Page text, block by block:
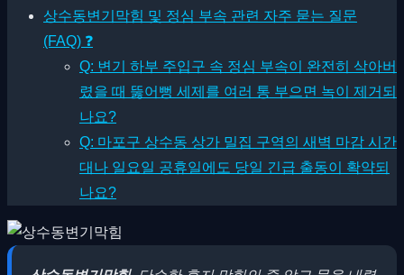
상수동변기막힘 및 정심 부속 관련 자주 묻는 질문
(FAQ) ❓
Q: 변기 하부 주입구 속 정심 부속이 완전히 삭아버
렸을 때 뚫어뻥 세제를 여러 통 부으면 녹이 제거되
나요?
Q: 마포구 상수동 상가 밀집 구역의 새벽 마감 시간
대나 일요일 공휴일에도 당일 긴급 출동이 확약되
나요?